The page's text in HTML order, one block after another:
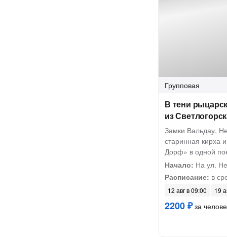
Групповая
В тени
из
Замки Вальдау,
старинная кирха
Дорф» в одной
Начало: На ул.
Расписание: в
12 авг в 09:00 19
2200 ₽за